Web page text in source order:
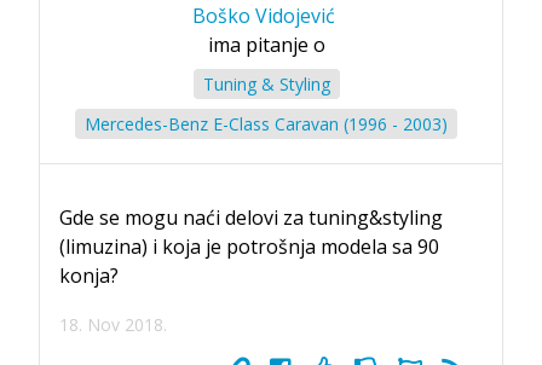
Boško Vidojević
ima pitanje o
Tuning & Styling
Mercedes-Benz E-Class Caravan (1996 - 2003)
Gde se mogu naći delovi za tuning&styling
(limuzina) i koja je potrošnja modela sa 90
konja?
18. Nov 2018.